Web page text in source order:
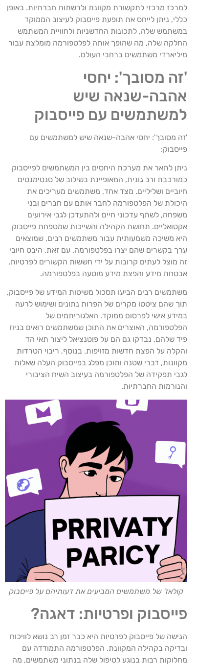
למרכז מרכזי לתקשורת מקוונת ולרשתות חברתיות. באופן
כללי, ניתן לייחס את תופעת פייסבוק לעיצוב הממוקד
במשתמש שלה, לתכונות החדשניות ולחוויית המשתמש
החלקה שלה, מה שהופך אותה לפלטפורמה מומלצת עבור
מיליארדי משתמשים ברחבי העולם.
'זה מסובך': יחסי
אהבה-שנאה שיש
למשתמשים עם פייסבוק
'זה מסובך': יחסי אהבה-שנאה שיש למשתמשים עם
פייסבוק:
ניתן לתאר את מערכת היחסים בין המשתמשים לפייסבוק
כמורכבת ורב גונית, המאופיינת בשילוב של סנטימנטים
חיוביים ושליליים. מצד אחד, משתמשים מעריכים את
היכולת של הפלטפורמה לחבר אותם עם חברים ובני
משפחה, לשתף עדכוני חיים ולהתעדכן לגבי אירועים
אקטואליים. תחושת הקהילה והשייכות שמטפחת פייסבוק
היא משיכה משמעותית עבור משתמשים רבים, שמוצאים
ערך בקשרים שהם יצרו בפלטפורמה. עם זאת, היבט חיובי
זה מוצל לעתים קרובות על ידי חששות הקשורים לפרטיות,
אבטחת מידע והפצת מידע מוטעה בפלטפורמה.
משתמשים רבים הביעו תסכול משיטות המידע של פייסבוק,
תוך שהם ציטטו מקרים של הפרות נתונים ושימוש לרעה
במידע אישי לפרסום ממוקד. האלגוריתמים של
הפלטפורמה, האוצרים את התוכן שמשתמשים רואים בניוז
פיד שלהם, נבדקו גם הם על פוטנציאל ליצור תאי הד
והקלה על הפצת חדשות מזויפות. בנוסף, ריבוי הטרדות
מקוונות, דברי שטנה ותוכן מפלג בפייסבוק העלה שאלות
לגבי תפקידה של הפלטפורמה בעיצוב השיח הציבורי
והנורמות החברתיות.
קולאז' של משתמשים המביעים את דעותיהם על פייסבוק
פייסבוק ופרטיות: דאגה?
הגישה של פייסבוק לפרטיות היא כבר זמן רב נושא לוויכוח
ובדיקה בקהילה המקוונת. הפלטפורמה התמודדה עם
מחלוקות רבות בנוגע לטיפול שלה בנתוני משתמשים, מה